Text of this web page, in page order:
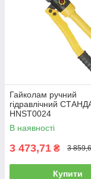
Гайколам ручний
гідравлічний
HNST0024
В наявності
3 473,71 ₴ 3
Купити